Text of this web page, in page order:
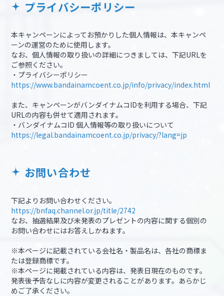
プライバシーポリシー
本キャンペーンによってお預かりした個人情報は、本キャンペ
ーンの運営のために使用します。
なお、個人情報の取り扱いの詳細につきましては、下記URLを
ご参照ください。
・プライバシーポリシー
https://www.bandainamcoent.co.jp/info/privacy/index.html
また、キャンペーンがバンダイナムコIDを利用する場合、下記
URLの内容も併せて適用されます。
・バンダイナムコID 個人情報等の取り扱いについて
https://legal.bandainamcoent.co.jp/privacy/?lang=jp
お問い合わせ
下記よりお問い合わせください。
https://bnfaq.channel.or.jp/title/2742
なお、抽選結果及び未発表のプレゼントの内容に関する個別の
お問い合わせにはお答えしかねます。
※本ページに記載されている会社名・製品名は、各社の商標ま
たは登録商標です。
※本ページに掲載されている内容は、発表日現在のものです。
発表後予告なしに内容が変更されることがあります。あらかじ
めご了承ください。